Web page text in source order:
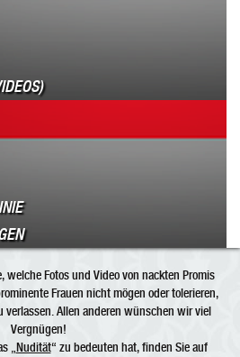
welche Fotos und Video von nackten Promis
Frauen nicht mögen oder tolerieren,
verlassen. Allen anderen wünschen wir viel
Vergnügen!
„ Nudität“ zu bedeuten hat, finden Sie auf